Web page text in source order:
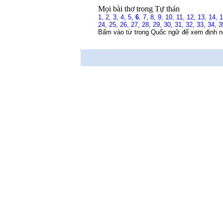
Mọi bài thơ trong Tự thán
1, 2, 3, 4, 5, 6, 7, 8, 9, 10, 11, 12, 13, 14,
24, 25, 26, 27, 28, 29, 30, 31, 32, 33, 34,
Bấm vào từ trong Quốc ngữ để xem định